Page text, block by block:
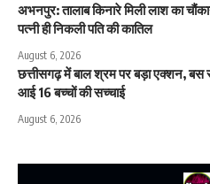
अभनपुर: तालाब किनारे मिली लाश का
पत्नी ही निकली पति की कातिल
August 6, 2026
छत्तीसगढ़ में बाल श्रम पर बड़ा एक्शन, बस
आई 16 बच्चों की सच्चाई
August 6, 2026